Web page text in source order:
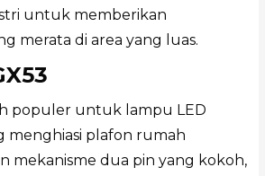
untuk memberikan
merata di area yang luas.
populer untuk lampu LED
menghiasi plafon rumah
mekanisme dua pin yang kokoh,